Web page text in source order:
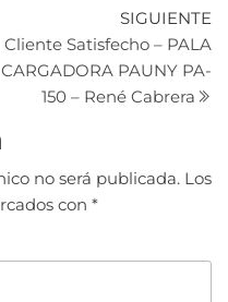
SIGUIENTE
Cliente Satisfecho – PALA
CARGADORA PAUNY PA-
150 – René Cabrera
no será publicada. Los
con *